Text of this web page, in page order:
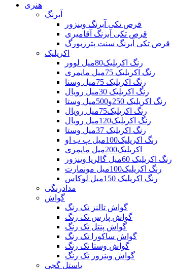
هنری
آبرنگ
قرص تکی آبرنگ وینزور
قرص تکی آبرنگ آقامیری
قرص تکی آبرنگ سنت پترزبورگ
اکریلیک
رنگ اکریلیک80میل لوور
رنگ اکریلیک 75میل مایمری
رنگ اکریلیک 75میل وستا
رنگ اکریلیک 30میل رویال
رنگ اکریلیک 250و500میل وستا
رنگ اکریلیک75میل رویال
رنگ اکریلیک120میل رویال
رنگ اکریلیک 37میل وستا
رنگ اکریلیک100میل پ ب او
اکریلیک200میل مایمری
رنگ اکریلیک 60میل گالریا وینزور
رنگ اکریلیک100میل مونمارت
رنگ اکریلیک 150میل لوکاس
مدادرنگی
گواش
گواش تالنز تک رنگ
گواش پارس تک رنگ
گواش پنتل تک رنگ
گواش ساکورا تک رنگ
گواش وستا تک رنگ
گواش وینزور تک رنگ
پاستل گچی